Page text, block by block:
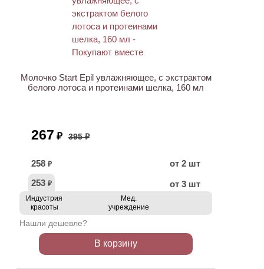
Молочко Start Epil увлажняющее, с экстрактом
белого лотоса и протеинами шелка, 160 мл
267 ₽ 395 ₽
258 ₽
от 2 шт
253 ₽ от 3 шт
Индустрия
красоты
Мед.
учреждение
Нашли дешевле?
В корзину